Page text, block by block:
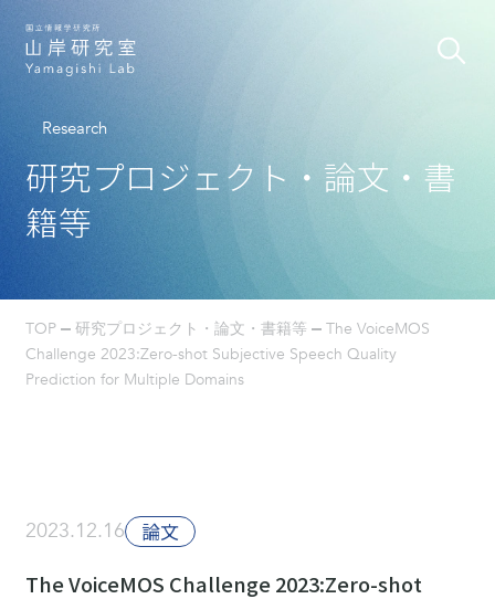
Research
研究プロジェクト・論文・書
籍等
TOP 研究プロジェクト・論文・書籍等
The VoiceMOS
Challenge 2023:Zero-shot Subjective Speech Quality
Prediction for Multiple Domains
2023.12.16 論文
The VoiceMOS Challenge 2023:Zero-shot